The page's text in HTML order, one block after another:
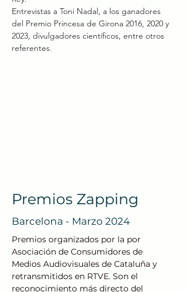
Entrevistas a Toni Nadal, a los ganadores
del Premio Princesa de Girona 2016, 2020 y
2023, divulgadores científicos, entre otros
referentes.
Premios Zapping
Barcelona - Marzo 2024
Premios organizados por la por
Asociación de Consumidores de
Medios Audiovisuales de Cataluña y
retransmitidos en RTVE. Son el
reconocimiento más directo del